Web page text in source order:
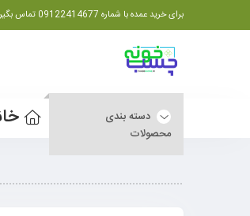
برای خرید عمده با شماره 09122414677 تماس بگیرید
دسته بندی
محصولات